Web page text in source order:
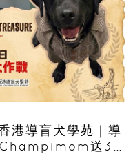
港導盲犬學苑｜導
Champimom送3